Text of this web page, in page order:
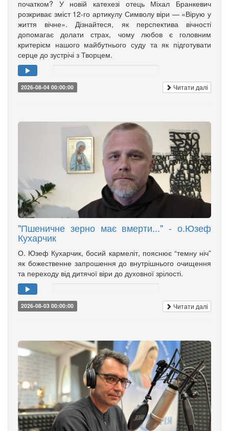
початком? У новій катехезі отець Міхал Бранкевич
розкриває зміст 12-го артикулу Символу віри — «Вірую у
життя вічне». Дізнайтеся, як перспектива вічності
допомагає долати страх, чому любов є головним
критерієм нашого майбутнього суду та як підготувати
серце до зустрічі з Творцем.
2026-08-04 00:00:00 Читати далі
"Пшеничне зерно має вмерти..." - о.Юзеф
Кухарчик
О. Юзеф Кухарчик, босий кармеліт, пояснює “темну ніч”
як божественне запрошення до внутрішнього очищення
та переходу від дитячої віри до духовної зрілості.
2026-08-03 00:00:00 Читати далі